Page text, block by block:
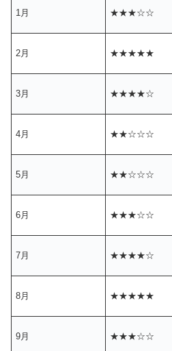
1月 ★★★☆☆
2月 ★★★★★
3月 ★★★★☆
4月 ★★☆☆☆
5月 ★★☆☆☆
6月 ★★★☆☆
7月 ★★★★☆
8月 ★★★★★
9月 ★★★☆☆